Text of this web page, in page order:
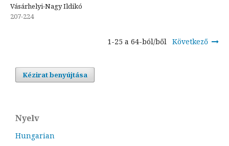
Vásárhelyi-Nagy Ildikó
207-224
1-25 a 64-ból/ből Következő
Kézirat benyújtása
Nyelv
Hungarian